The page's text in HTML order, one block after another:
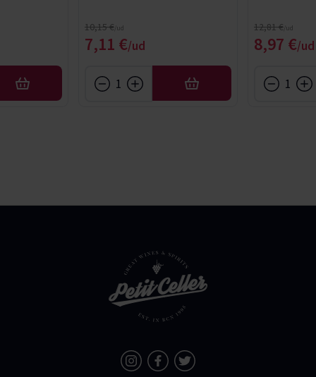
AÑADIR
Precio especial
7,11 €
Precio normal
10,15 €
AÑADIR
Precio
8,97 €
Precio normal
12,81 €